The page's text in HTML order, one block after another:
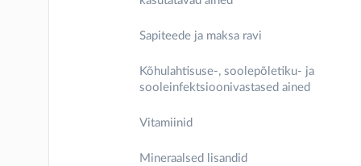
Sapiteede ja maksa ravi
Kõhulahtisuse-, soolepõletiku- ja
sooleinfektsioonivastased ained
Vitamiinid
Mineraalsed lisandid